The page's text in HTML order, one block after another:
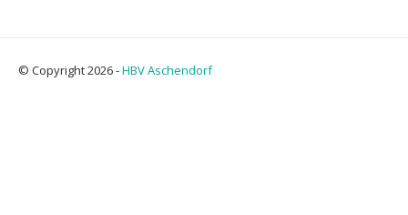
© Copyright 2026 -HBV Aschendorf